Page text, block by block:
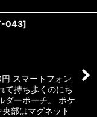
043]
スマートフォン
て持ち歩くのにち
ダーポーチ。 ポケ
部はマグネット